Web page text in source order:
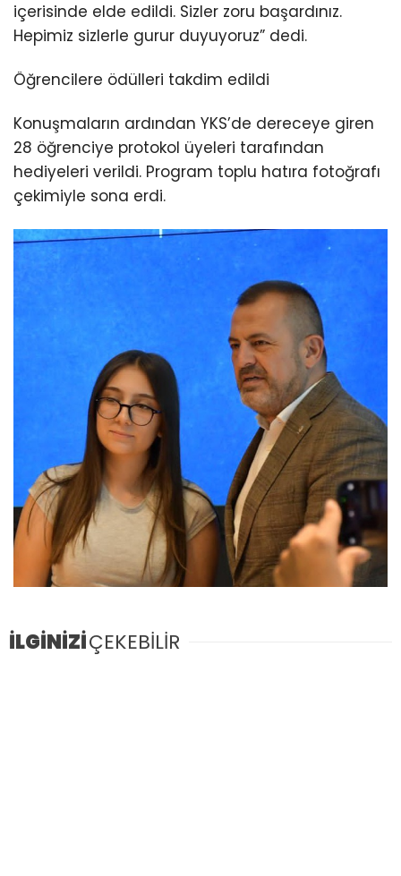
içerisinde elde edildi. Sizler zoru başardınız.
Hepimiz sizlerle gurur duyuyoruz” dedi.
Öğrencilere ödülleri takdim edildi
Konuşmaların ardından YKS’de dereceye giren
28 öğrenciye protokol üyeleri tarafından
hediyeleri verildi. Program toplu hatıra fotoğrafı
çekimiyle sona erdi.
İLGİNİZİÇEKEBİLİR